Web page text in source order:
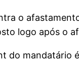
o
logo após o
do mandatário